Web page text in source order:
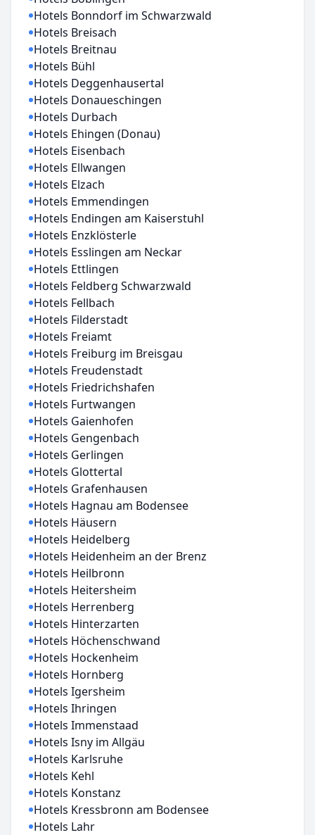
Hotels Bonndorf im Schwarzwald
Hotels Breisach
Hotels Breitnau
Hotels Bühl
Hotels Deggenhausertal
Hotels Donaueschingen
Hotels Durbach
Hotels Ehingen (Donau)
Hotels Eisenbach
Hotels Ellwangen
Hotels Elzach
Hotels Emmendingen
Hotels Endingen am Kaiserstuhl
Hotels Enzklösterle
Hotels Esslingen am Neckar
Hotels Ettlingen
Hotels Feldberg Schwarzwald
Hotels Fellbach
Hotels Filderstadt
Hotels Freiamt
Hotels Freiburg im Breisgau
Hotels Freudenstadt
Hotels Friedrichshafen
Hotels Furtwangen
Hotels Gaienhofen
Hotels Gengenbach
Hotels Gerlingen
Hotels Glottertal
Hotels Grafenhausen
Hotels Hagnau am Bodensee
Hotels Häusern
Hotels Heidelberg
Hotels Heidenheim an der Brenz
Hotels Heilbronn
Hotels Heitersheim
Hotels Herrenberg
Hotels Hinterzarten
Hotels Höchenschwand
Hotels Hockenheim
Hotels Hornberg
Hotels Igersheim
Hotels Ihringen
Hotels Immenstaad
Hotels Isny im Allgäu
Hotels Karlsruhe
Hotels Kehl
Hotels Konstanz
Hotels Kressbronn am Bodensee
Hotels Lahr